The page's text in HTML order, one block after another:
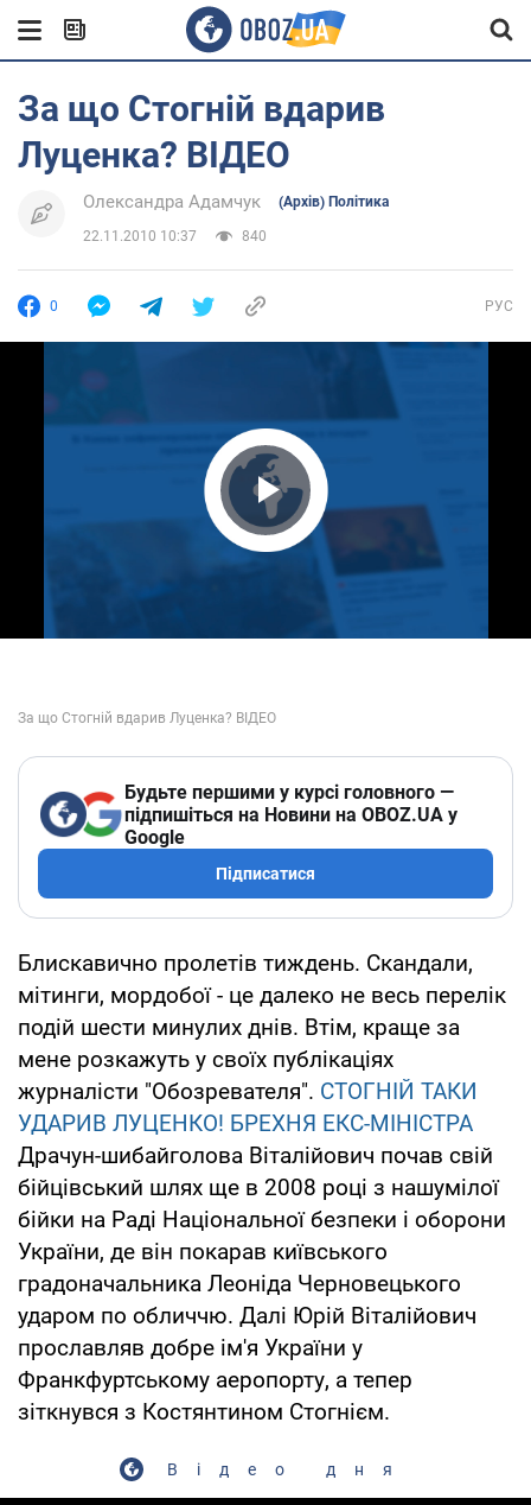
За що Стогній вдарив
Луценка? ВІДЕО
Олександра Адамчук (Архів) Політика
22.11.2010 10:37 840
0 РУС
Play Video
Будьте першими у курсі головного —
підпишіться на Новини на OBOZ.UA у
Google
Підписатися
Блискавично пролетів тиждень. Скандали,
мітинги, мордобої - це далеко не весь перелік
подій шести минулих днів. Втім, краще за
мене розкажуть у своїх публікаціях
журналісти "Обозревателя". СТОГНІЙ ТАКИ
УДАРИВ ЛУЦЕНКО! БРЕХНЯ ЕКС-МІНІСТРА
Драчун-шибайголова Віталійович почав свій
бійцівський шлях ще в 2008 році з нашумілої
бійки на Раді Національної безпеки і оборони
України, де він покарав київського
градоначальника Леоніда Черновецького
ударом по обличчю. Далі Юрій Віталійович
прославляв добре ім'я України у
Франкфуртському аеропорту, а тепер
зіткнувся з Костянтином Стогнієм.
Відео дня